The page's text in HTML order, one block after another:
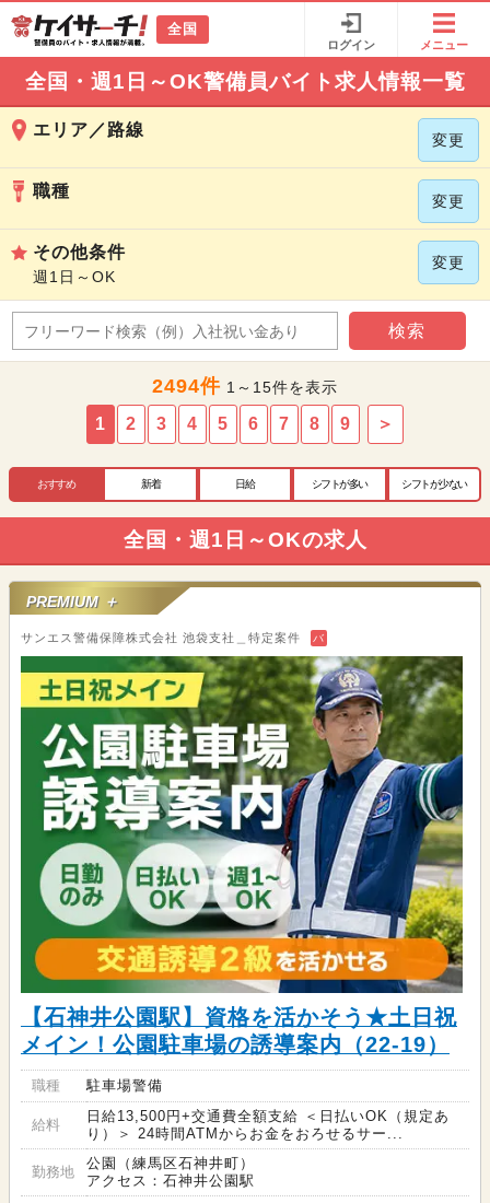
全国
ログイン メニュー
全国・週1日～OK警備員バイト求人情報一覧
エリア／路線
変更
職種
変更
その他条件
週1日～OK
変更
検索
2494件 1～15件を表示
1 2 3 4 5 6 7 8 9 ＞
おすすめ 新着 日給 シフトが多い シフトが少ない
全国・週1日～OKの求人
PREMIUM ＋
サンエス警備保障株式会社 池袋支社＿特定案件 バ
【石神井公園駅】資格を活かそう★土日祝
メイン！公園駐車場の誘導案内（22-19）
職種 駐車場警備
給料
日給13,500円+交通費全額支給 ＜日払いOK（規定あ
り）＞ 24時間ATMからお金をおろせるサー...
勤務地
公園（練馬区石神井町）
アクセス：石神井公園駅